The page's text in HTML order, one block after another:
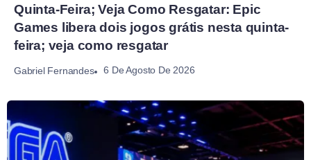
Quinta-Feira; Veja Como Resgatar: Epic
Games libera dois jogos grátis nesta quinta-
feira; veja como resgatar
Gabriel Fernandes 6 De Agosto De 2026